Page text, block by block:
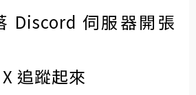
Discord 伺服器開張
追蹤起來